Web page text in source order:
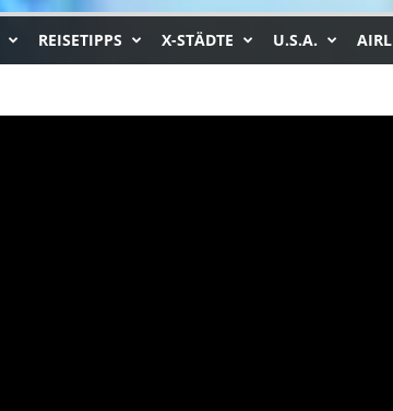
REISETIPPS X-STÄDTE U.S.A.